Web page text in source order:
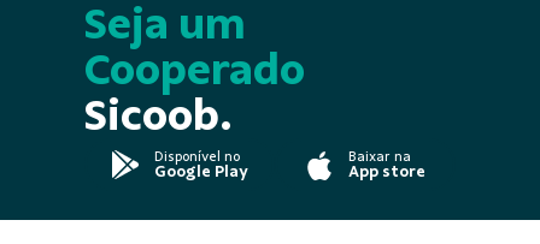
Seja um
Cooperado
Sicoob.
Disponível no
Google Play
Baixar na
App store